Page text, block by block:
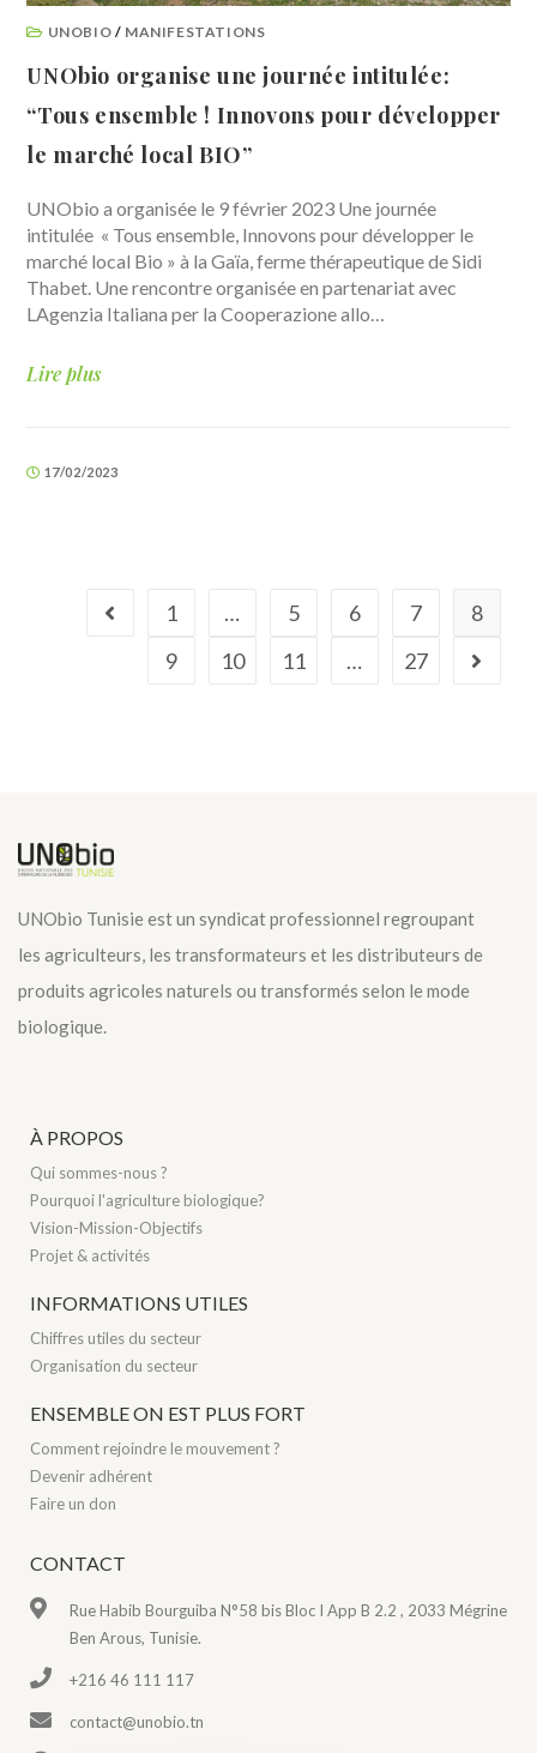
UNOBIO / MANIFESTATIONS
UNObio organise une journée intitulée:
“Tous ensemble ! Innovons pour développer
le marché local BIO”
UNObio a organisée le 9 février 2023 Une journée
intitulée « Tous ensemble, Innovons pour développer le
marché local Bio » à la Gaïa, ferme thérapeutique de Sidi
Thabet. Une rencontre organisée en partenariat avec
LAgenzia Italiana per la Cooperazione allo…
Lire plus
17/02/2023
1 … 5 6 7
8
9
10 11 … 27
UNObio Tunisie est un syndicat professionnel regroupant
les agriculteurs, les transformateurs et les distributeurs de
produits agricoles naturels ou transformés selon le mode
biologique.
À PROPOS
Qui sommes-nous ?
Pourquoi l'agriculture biologique?
Vision-Mission-Objectifs
Projet & activités
INFORMATIONS UTILES
Chiffres utiles du secteur
Organisation du secteur
ENSEMBLE ON EST PLUS FORT
Comment rejoindre le mouvement ?
Devenir adhérent
Faire un don
CONTACT
Rue Habib Bourguiba N°58 bis Bloc I App B 2.2 , 2033 Mégrine
Ben Arous, Tunisie.
+216 46 111 117
contact@unobio.tn